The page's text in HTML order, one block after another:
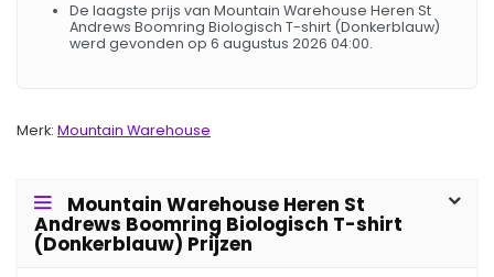
De laagste prijs van Mountain Warehouse Heren St
Andrews Boomring Biologisch T-shirt (Donkerblauw)
werd gevonden op 6 augustus 2026 04:00.
Merk: Mountain Warehouse
Mountain Warehouse Heren St
Andrews Boomring Biologisch T-shirt
(Donkerblauw) Prijzen